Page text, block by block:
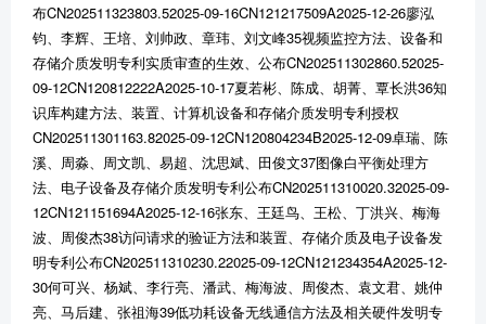
布CN202511323803.52025-09-16CN121217509A2025-12-26廖泓
钧、李辉、王培、刘帅政、章玮、刘文峰35视频监控方法、设备和
存储介质发明专利实质审查的生效、公布CN202511302860.52025-
09-12CN120812222A2025-10-17夏若彬、陈成、胡菁、覃长洪36知
识库构建方法、装置、计算机设备和存储介质发明专利授权
CN202511301163.82025-09-12CN120804234B2025-12-09卓瑞、陈
溪、周淼、周文凯、易超、沈思斌、田俊文37图像白平衡处理方
法、电子设备及存储介质发明专利公布CN202511310020.32025-09-
12CN121151694A2025-12-16张东、王廷鸟、王松、丁洪兴、梅海
波、周俊杰38访问请求的验证方法和装置、存储介质及电子设备发
明专利公布CN202511310230.22025-09-12CN121234354A2025-12-
30何可兴、杨斌、李行亮、潘武、梅海波、周俊杰、袁文君、姚仲
亮、马后建、张祖海39低功耗设备无线通信方法及相关硬件发明专